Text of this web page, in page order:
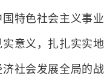
特色社会主义事业
意义，扎扎实实地
社会发展全局的战